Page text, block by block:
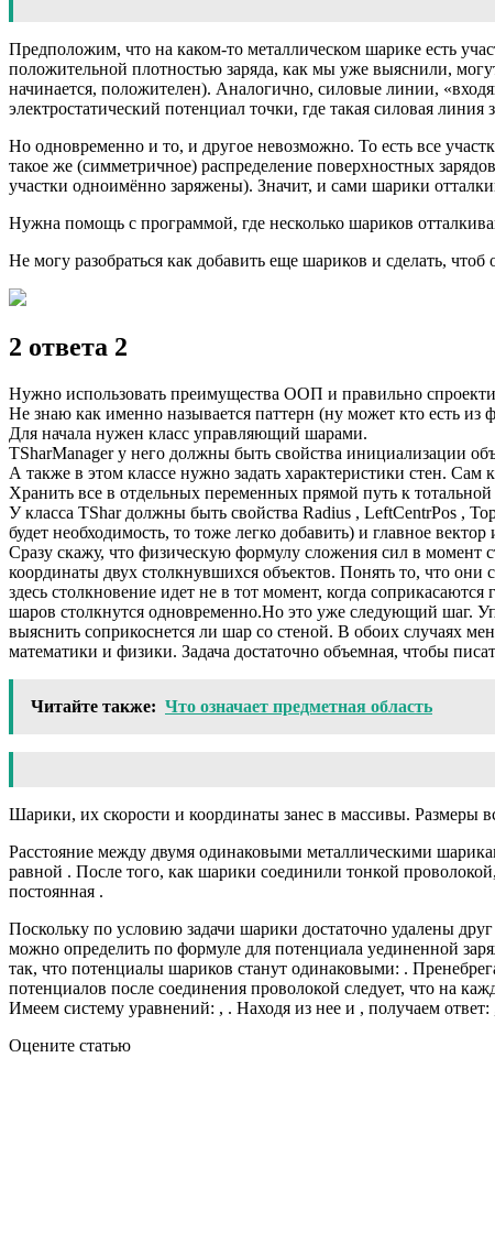
Предположим, что на каком-то металлическом шарике есть
положительной плотностью заряда, как мы уже выяснили, могут
начинается, положителен). Аналогично, силовые линии,
электростатический потенциал точки, где такая силовая линия
Но одновременно и то, и другое невозможно. То есть все
такое же (симметричное) распределение поверхностных
участки одноимённо заряжены). Значит, и сами шарики
Нужна помощь с программой, где несколько шариков
Не могу разобраться как добавить еще шариков и сделать,
2 ответа 2
Нужно использовать преимущества ООП и правильно
Не знаю как именно называется паттерн (ну может кто есть из
Для начала нужен класс управляющий шарами.
TSharManager у него должны быть свойства инициализации
А также в этом классе нужно задать характеристики стен.
Хранить все в отдельных переменных прямой путь к
У класса TShar должны быть свойства Radius , LeftCentrPos ,
будет необходимость, то тоже легко добавить) и главное
Сразу скажу, что физическую формулу сложения сил в момент
координаты двух столкнувшихся объектов. Понять то, что
здесь столкновение идет не в тот момент, когда
шаров столкнутся одновременно.Но это уже следующий шаг.
выяснить соприкоснется ли шар со стеной. В обоих случаях
математики и физики. Задача достаточно объемная, чтобы
Читайте также: Что означает предметная область
Шарики, их скорости и координаты занес в массивы. Размеры
Расстояние между двумя одинаковыми металлическими
равной . После того, как шарики соединили тонкой
постоянная .
Поскольку по условию задачи шарики достаточно удалены
можно определить по формуле для потенциала уединенной
так, что потенциалы шариков станут одинаковыми: .
потенциалов после соединения проволокой следует, что на
Имеем систему уравнений: , . Находя из нее и , получаем ответ:
Оцените статью